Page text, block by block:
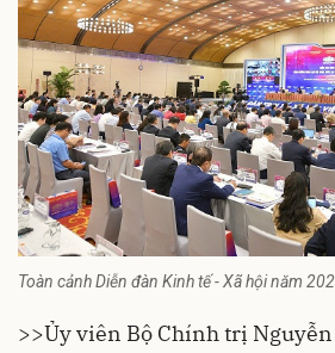
Toàn cảnh Diễn đàn Kinh tế - Xã hội năm
>>Ủy viên Bộ Chính trị